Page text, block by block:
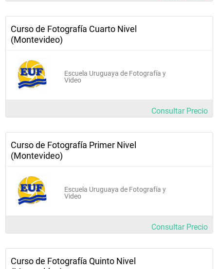
Curso de Fotografía Cuarto Nivel
(Montevideo)
Escuela Uruguaya de Fotografía y
Video
Consultar Precio
Curso de Fotografía Primer Nivel
(Montevideo)
Escuela Uruguaya de Fotografía y
Video
Consultar Precio
Curso de Fotografía Quinto Nivel